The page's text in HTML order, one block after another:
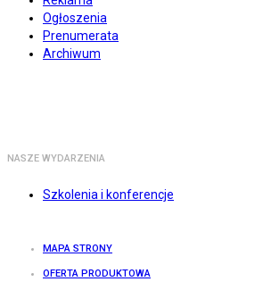
Ogłoszenia
Prenumerata
Archiwum
NASZE WYDARZENIA
Szkolenia i konferencje
MAPA STRONY
OFERTA PRODUKTOWA